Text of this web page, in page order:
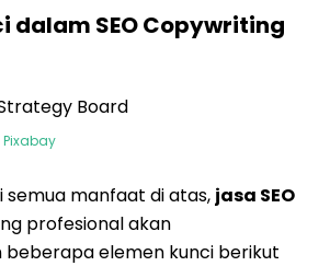
dalam SEO Copywriting
Pixabay
semua manfaat di atas, jasa SEO
profesional akan
elemen kunci berikut